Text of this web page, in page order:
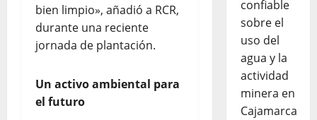
bien limpio», añadió a RCR,
durante una reciente
jornada de plantación.
Un activo ambiental para
el futuro
confiable
sobre el
uso del
agua y la
actividad
minera en
Cajamarca